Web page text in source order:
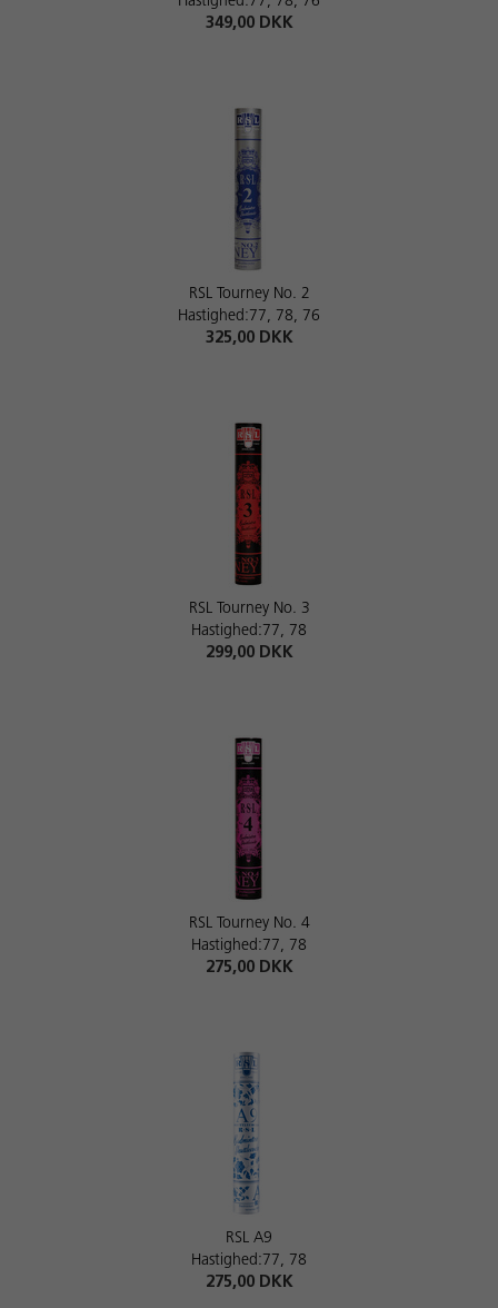
349,00 DKK
RSL Tourney No. 2
Hastighed:77, 78, 76
325,00 DKK
RSL Tourney No. 3
Hastighed:77, 78
299,00 DKK
RSL Tourney No. 4
Hastighed:77, 78
275,00 DKK
RSL A9
Hastighed:77, 78
275,00 DKK